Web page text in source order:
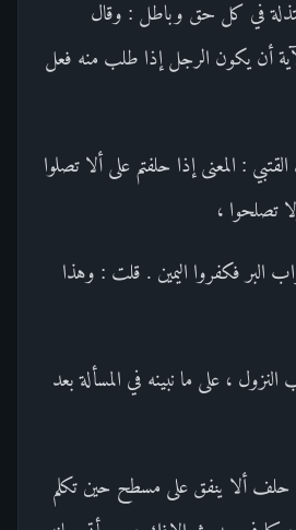
مبتذلة في كل حق وباطل : وقال
أن يكون الرجل إذا طلب منه فعل
: المعنى إذا حلفتم على ألا تصلوا
تصلحوا ،
البر فكفروا اليمين . قلت : وهذا
، على ما نبينه في المسألة بعد
ألا ينفق على مسطح حين تكلم